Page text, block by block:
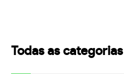
Todas as categorias